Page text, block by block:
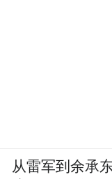
从雷军到余承